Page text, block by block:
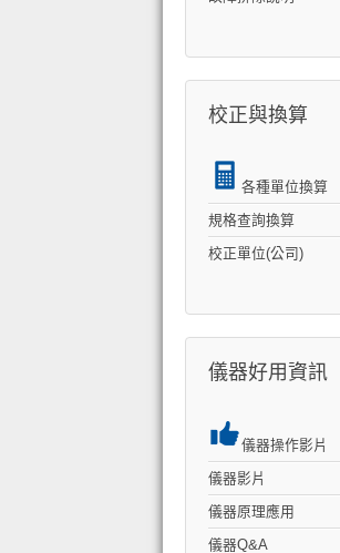
校正與換算
各種單位換算
規格查詢換算
校正單位(公司)
儀器好用資訊
儀器操作影片
儀器影片
儀器原理應用
儀器Q&A